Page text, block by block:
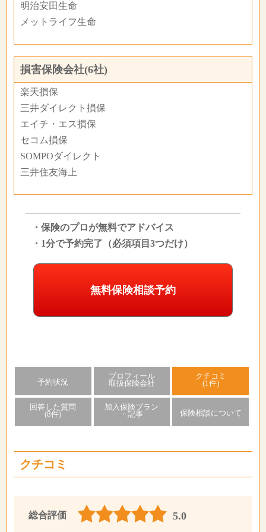
明治安田生命
メットライフ生命
損害保険会社(6社)
楽天損保
三井ダイレクト損保
エイチ・エス損保
セコム損保
SOMPOダイレクト
三井住友海上
・保険のプロが無料でアドバイス
・1分で予約完了（必須項目3つだけ）
無料保険相談予約
予約状況
プロフィール
取扱保険会社
クチコミ
(1件)
回答した質問
(8件)
加入保険プラン
・記事
保険相談について
クチコミ
総合評価
5.0